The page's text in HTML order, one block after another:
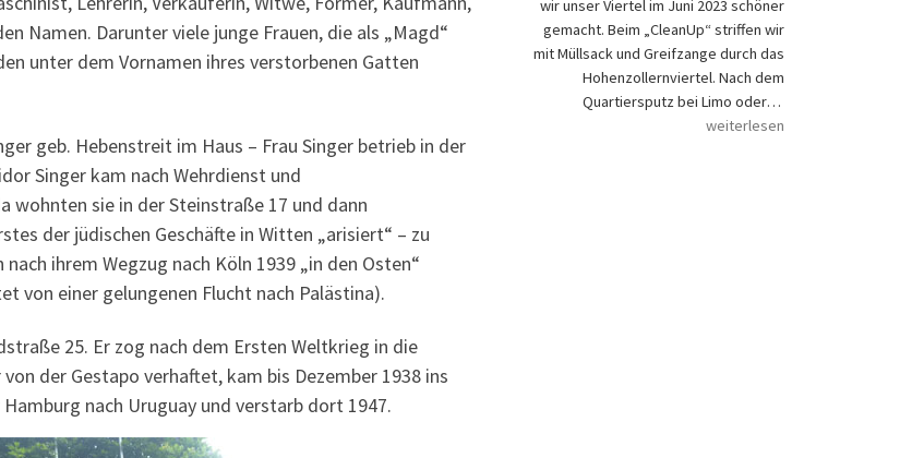
Namen. Darunter viele junge Frauen, die als „Magd“
unter dem Vornamen ihres verstorbenen Gatten
geb. Hebenstreit im Haus – Frau Singer betrieb in der
Singer kam nach Wehrdienst und
wohnten sie in der Steinstraße 17 und dann
der jüdischen Geschäfte in Witten „arisiert“ – zu
ihrem Wegzug nach Köln 1939 „in den Osten“
von einer gelungenen Flucht nach Palästina).
25. Er zog nach dem Ersten Weltkrieg in die
der Gestapo verhaftet, kam bis Dezember 1938 ins
nach Uruguay und verstarb dort 1947.
wir unser Viertel im Juni 2023 schöner
gemacht. Beim „CleanUp“ striffen wir
mit Müllsack und Greifzange durch das
Hohenzollernviertel. Nach dem
Quartiersputz bei Limo oder…
weiterlesen